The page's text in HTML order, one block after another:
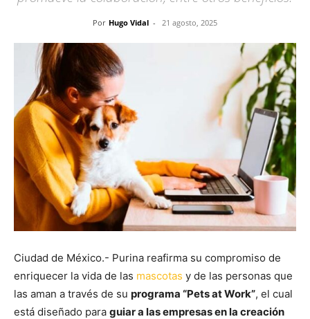
Por Hugo Vidal - 21 agosto, 2025
Ciudad de México.- Purina reafirma su compromiso de
enriquecer la vida de las mascotas y de las personas que
las aman a través de su programa “Pets at Work”, el cual
está diseñado para guiar a las empresas en la creación